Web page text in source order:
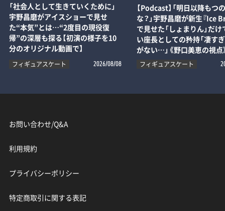
「社会人として生きていくために」
宇野昌磨がアイスショーで見せ
た“本気”とは…“2度目の現役復
帰”の深層も探る【初演の様子を10
分のオリジナル動画で】
フィギュアスケート 2026/08/08
【Podcast】「明日以降もつ
な？」宇野昌磨が新生『Ice
で見せた「しょまりん」だ
い座長としての矜持「凄す
がない…」《野口美恵の視点
フィギュアスケート
お問い合わせ/Q&A
利用規約
プライバシーポリシー
特定商取引に関する表記